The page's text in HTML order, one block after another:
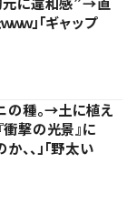
ｗ」「ギャップ
の種。→土に植え
撃の光景』に
、、」「野太い